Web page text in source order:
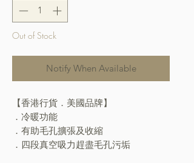
Out of Stock
Notify When Available
【香港行貨．美國品牌】
．冷暖功能
．有助毛孔擴張及收縮
．四段真空吸力趕盡毛孔污垢